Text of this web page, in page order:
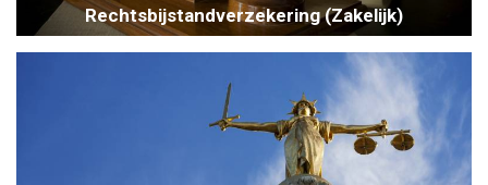
Rechtsbijstandverzekering (Zakelijk)